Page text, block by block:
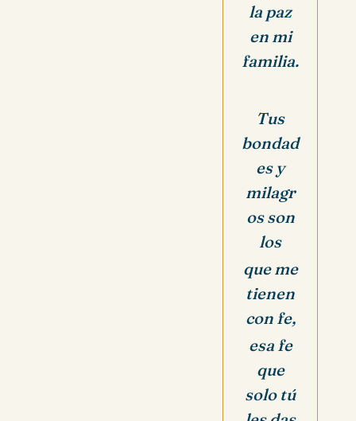
la paz
en mi
familia.
Tus
bondad
es y
milagr
os son
los
que me
tienen
con fe,
esa fe
que
solo tú